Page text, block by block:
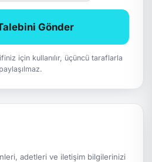
Gönder
için kullanılır, üçüncü taraflarla
paylaşılmaz.
adetleri ve iletişim bilgilerinizi